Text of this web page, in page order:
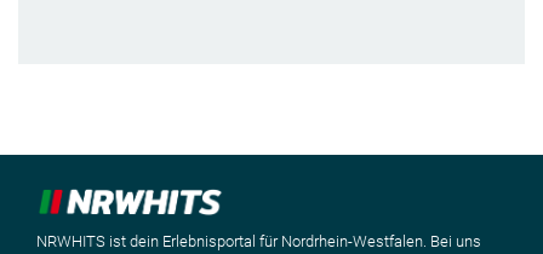
NRWHITS ist dein Erlebnisportal für Nordrhein-Westfalen. Bei uns